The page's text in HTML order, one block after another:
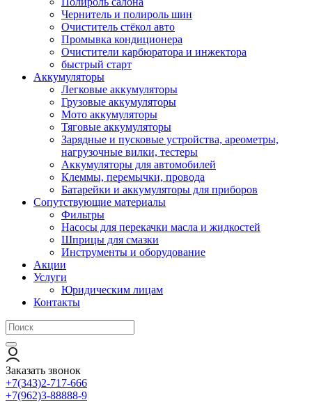
Чернитель и полироль шин
Очиститель стёкол авто
Промывка кондиционера
Очистители карбюратора и инжектора
быстрый старт
Аккумуляторы
Легковые аккумуляторы
Грузовые аккумуляторы
Мото аккумуляторы
Тяговые аккумуляторы
Зарядные и пусковые устройства, ареометры,
нагрузочные вилки, тестеры
Аккумуляторы для автомобилей
Клеммы, перемычки, провода
Батарейки и аккумуляторы для приборов
Сопутствующие материалы
Фильтры
Насосы для перекачки масла и жидкостей
Шприцы для смазки
Инструменты и оборудование
Акции
Услуги
Юридическим лицам
Контакты
Заказать звонок
+7(343)2-717-666
+7(962)3-88888-9